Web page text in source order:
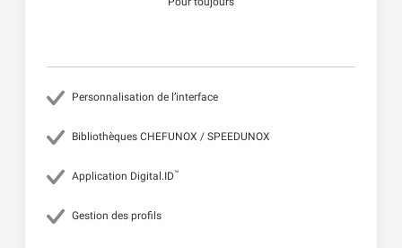
Personnalisation de l’interface
Bibliothèques CHEFUNOX / SPEEDUNOX
Application Digital.ID™
Gestion des profils